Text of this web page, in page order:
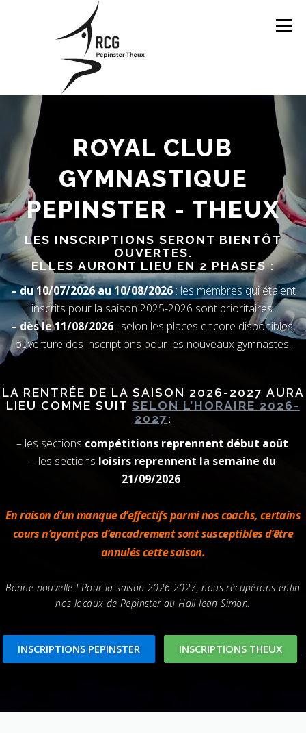
Menu
ACCUEIL
CALENDRIER DES ACTIVITÉS
INSCRIPTIONS 2026-2027
CONTACTEZ-NOUS
ROYAL CLUB
GYMNASTIQUE
PEPINSTER - THEUX
LES INSCRIPTIONS SERONT BIENTÔT
OUVERTES.
ELLES AURONT LIEU EN 2 PHASES :
– du 10/07/2026 au 10/08/2026: les membres qui étaient
inscrits pour la saison 2025-2026 sont prioritaires.
– dès le 11/08/2026 : selon les places encore disponibles,
ouverture des inscriptions pour les nouveaux gymnastes.
LA RENTRÉE DE LA SAISON 2026-2027 AURA
LIEU COMME SUIT SELON L’HORAIRE 2026-
2027 :
– les sections compétitions reprennent début août.
– les sections loisirs reprennent la semaine du
21/09/2026 .
En raison d’un manque d’effectifs parmi nos coachs, certains
cours n’ayant pas d’encadrement sont susceptibles d’être
annulés cette saison.
Bonne nouvelle ! Pour la saison 2026-2027, nous récupérons enfin
nos locaux de Pepinster au Hall Jean Simon.
INSCRIPTIONS PEPINSTER INSCRIPTIONS THEUX